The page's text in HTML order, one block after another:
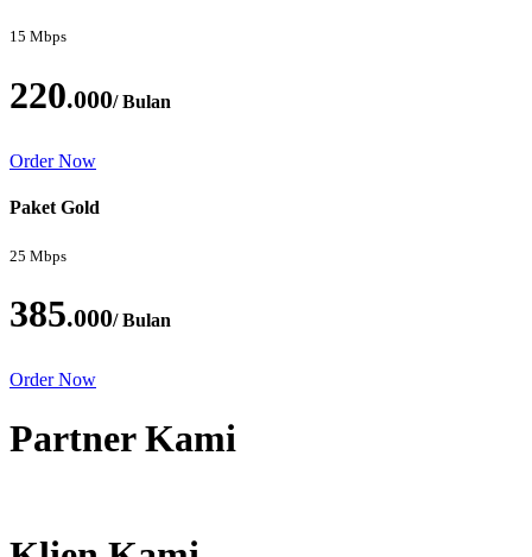
15 Mbps
220.000/ Bulan
Order Now
Paket Gold
25 Mbps
385.000/ Bulan
Order Now
Partner Kami